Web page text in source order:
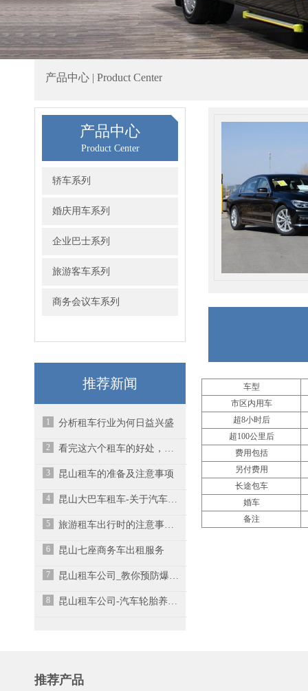
产品中心 | Product Center
产品中心
Product Center
轿车系列
婚庆用车系列
企业巴士系列
旅游客车系列
商务会议车系列
推荐新闻
1 分析租车行业为何日益兴盛
2 看完这六个租车的好处，你就明白为啥这么多人选择昆山租车了
3 昆山租车的准备及注意事项
4 昆山大巴车租车-关于汽车电池保养的小秘方
5 旅游租车出行时的注意事项有哪些？
6 昆山七座商务车出租服务
7 昆山租车公司_教你预防爆胎的方法
8 昆山租车公司-汽车轮胎养护需要注意这十大点！
车型
市区内用车
超8小时后
超100公里后
费用包括
另付费用
长途包车
婚车
备注
推荐产品